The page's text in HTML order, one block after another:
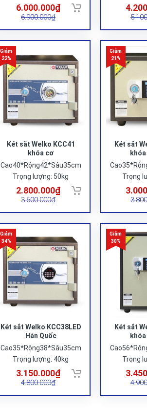
6.000.000₫
6.900.000₫
Két sắt Welko KCC41
khóa cơ
Cao40*Rộng42*Sâu35cm
Trọng lượng: 50kg
2.800.000₫
3.600.000₫
Két sắt
Trọng
Két sắt Welko KCC38LED
Hàn Quốc
Cao35*Rộng38*Sâu35cm
Trọng lượng: 40kg
3.150.000₫
4.800.000₫
Két sắt
Trọng